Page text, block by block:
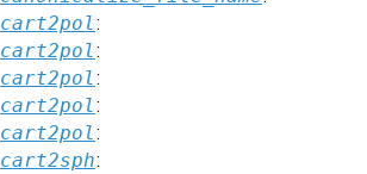
cart2pol:
cart2pol:
cart2pol:
cart2pol:
cart2pol:
cart2sph: